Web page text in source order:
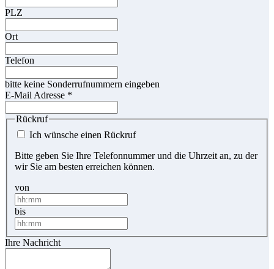
PLZ
Ort
Telefon
bitte keine Sonderrufnummern eingeben
E-Mail Adresse *
Rückruf
Ich wünsche einen Rückruf
Bitte geben Sie Ihre Telefonnummer und die Uhrzeit an, zu der
wir Sie am besten erreichen können.
von
bis
Ihre Nachricht